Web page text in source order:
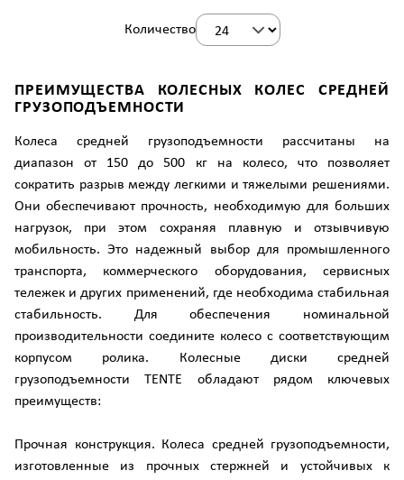
Количество
ПРЕИМУЩЕСТВА КОЛЕСНЫХ КОЛЕС СРЕДНЕЙ
ГРУЗОПОДЪЕМНОСТИ
Колеса средней грузоподъемности рассчитаны на
диапазон от 150 до 500 кг на колесо, что позволяет
сократить разрыв между легкими и тяжелыми решениями.
Они обеспечивают прочность, необходимую для больших
нагрузок, при этом сохраняя плавную и отзывчивую
мобильность. Это надежный выбор для промышленного
транспорта, коммерческого оборудования, сервисных
тележек и других применений, где необходима стабильная
стабильность. Для обеспечения номинальной
производительности соедините колесо с соответствующим
корпусом ролика. Колесные диски средней
грузоподъемности TENTE обладают рядом ключевых
преимуществ:
Прочная конструкция. Колеса средней грузоподъемности,
изготовленные из прочных стержней и устойчивых к